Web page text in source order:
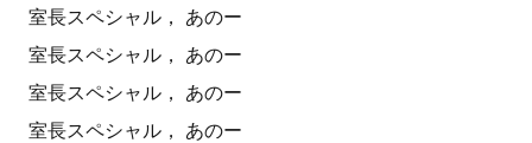
室長スペシャル， あのー
室長スペシャル， あのー
室長スペシャル， あのー
室長スペシャル， あのー